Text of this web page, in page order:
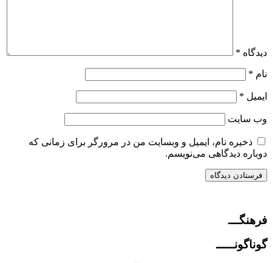
دیدگاه *
نام *
ایمیل *
وب‌ سایت
ذخیره نام، ایمیل و وبسایت من در مرورگر برای زمانی که
دوباره دیدگاهی می‌نویسم.
فرهنگـــ
گوناگونـــــ